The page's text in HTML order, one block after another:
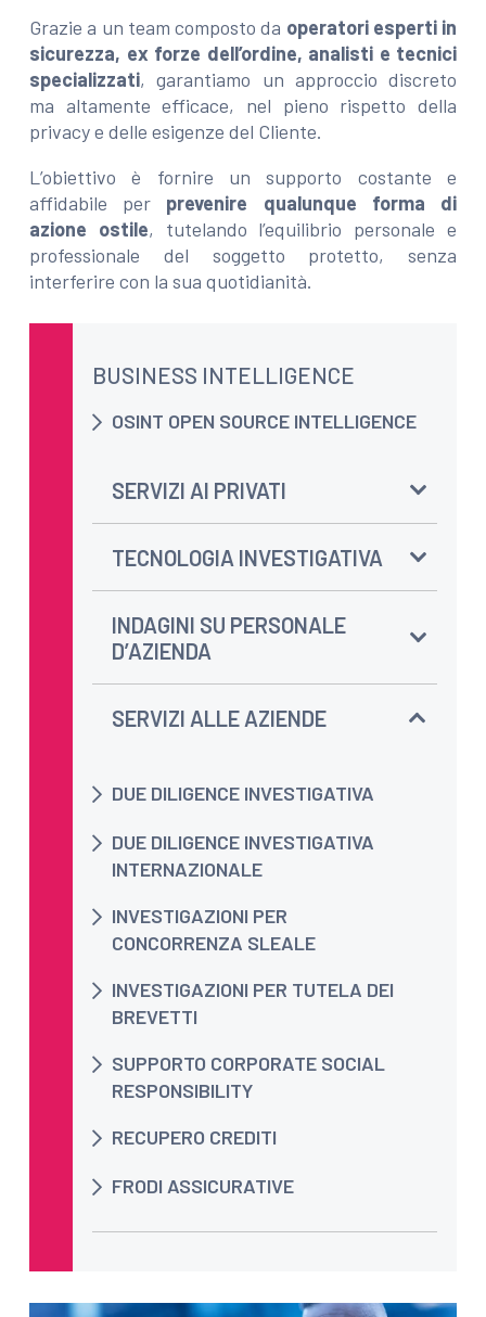
BUSINESS INTELLIGENCE
OSINT OPEN SOURCE INTELLIGENCE
SERVIZI AI PRIVATI
TECNOLOGIA INVESTIGATIVA
INDAGINI SU PERSONALE
D’AZIENDA
SERVIZI ALLE AZIENDE
DUE DILIGENCE INVESTIGATIVA
DUE DILIGENCE INVESTIGATIVA
INTERNAZIONALE
INVESTIGAZIONI PER
CONCORRENZA SLEALE
INVESTIGAZIONI PER TUTELA DEI
BREVETTI
SUPPORTO CORPORATE SOCIAL
RESPONSIBILITY
RECUPERO CREDITI
FRODI ASSICURATIVE
Grazie a un team composto da operatori esperti in
sicurezza, ex forze dell’ordine, analisti e tecnici
specializzati, garantiamo un approccio discreto
ma altamente efficace, nel pieno rispetto della
privacy e delle esigenze del Cliente.
L’obiettivo è fornire un supporto costante e
affidabile per prevenire qualunque forma di
azione ostile, tutelando l’equilibrio personale e
professionale del soggetto protetto, senza
interferire con la sua quotidianità.